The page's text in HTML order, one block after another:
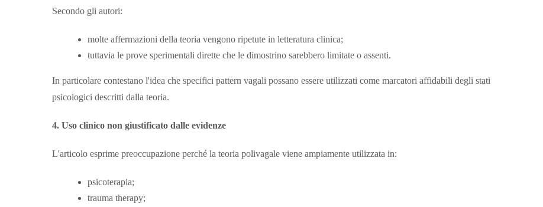
Secondo gli autori:
molte affermazioni della teoria vengono ripetute in letteratura clinica;
tuttavia le prove sperimentali dirette che le dimostrino sarebbero limitate o assenti.
In particolare contestano l'idea che specifici pattern vagali possano essere utilizzati come marcatori affidabili degli stati
psicologici descritti dalla teoria.
4. Uso clinico non giustificato dalle evidenze
L'articolo esprime preoccupazione perché la teoria polivagale viene ampiamente utilizzata in:
psicoterapia;
trauma therapy;